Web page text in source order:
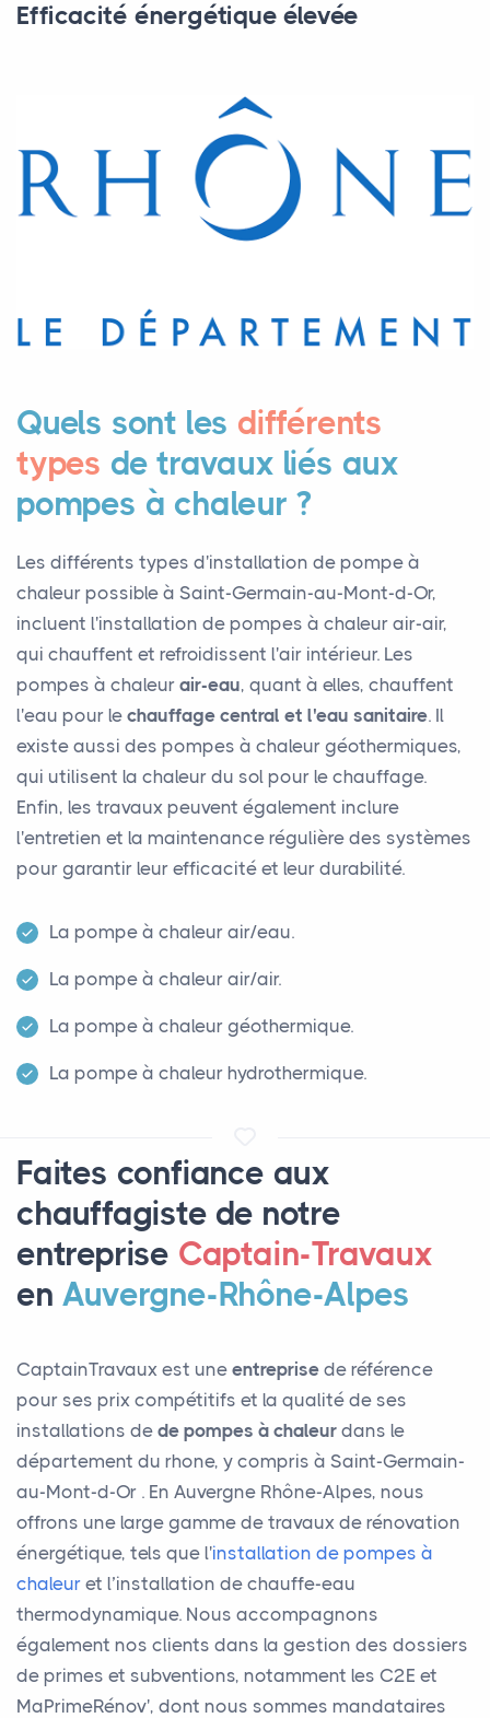
Efficacité énergétique élevée
Quels sont les différents
types de travaux liés aux
pompes à chaleur ?
Les différents types d'installation de pompe à
chaleur possible à Saint-Germain-au-Mont-d-Or,
incluent l'installation de pompes à chaleur air-air,
qui chauffent et refroidissent l'air intérieur. Les
pompes à chaleur air-eau, quant à elles, chauffent
l'eau pour le chauffage central et l'eau sanitaire. Il
existe aussi des pompes à chaleur géothermiques,
qui utilisent la chaleur du sol pour le chauffage.
Enfin, les travaux peuvent également inclure
l'entretien et la maintenance régulière des systèmes
pour garantir leur efficacité et leur durabilité.
La pompe à chaleur air/eau.
La pompe à chaleur air/air.
La pompe à chaleur géothermique.
La pompe à chaleur hydrothermique.
Faites confiance aux
chauffagiste de notre
entreprise Captain-Travaux
enAuvergne-Rhône-Alpes
CaptainTravaux est une entreprise de référence
pour ses prix compétitifs et la qualité de ses
installations de de pompes à chaleur dans le
département du rhone, y compris à Saint-Germain-
au-Mont-d-Or . En Auvergne Rhône-Alpes, nous
offrons une large gamme de travaux de rénovation
énergétique, tels que l'installation de pompes à
chaleur et l’installation de chauffe-eau
thermodynamique. Nous accompagnons
également nos clients dans la gestion des dossiers
de primes et subventions, notamment les C2E et
MaPrimeRénov', dont nous sommes mandataires